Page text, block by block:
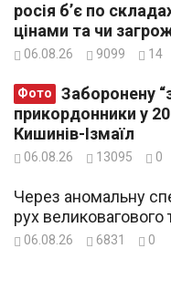
росія б’є по
цінами та чи
06.08.26 9099 14
Фото
прикордонники у
Кишинів-Ізмаїл
06.08.26 13095 0
Через аномальну
рух великовагового
06.08.26 6831 0